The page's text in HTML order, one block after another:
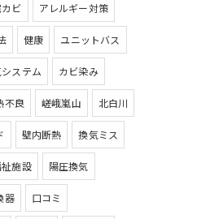
ビ アレルギー対策
健康 ユニットバス
ステム カビ染み
不良 嵯峨嵐山 北白川
壁内断熱 換気ミス
施設 陽圧換気
器 口コミ